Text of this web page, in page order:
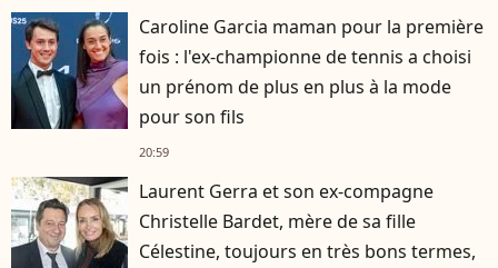
Caroline Garcia maman pour la première
fois : l'ex-championne de tennis a choisi
un prénom de plus en plus à la mode
pour son fils
20:59
Laurent Gerra et son ex-compagne
Christelle Bardet, mère de sa fille
Célestine, toujours en très bons termes,